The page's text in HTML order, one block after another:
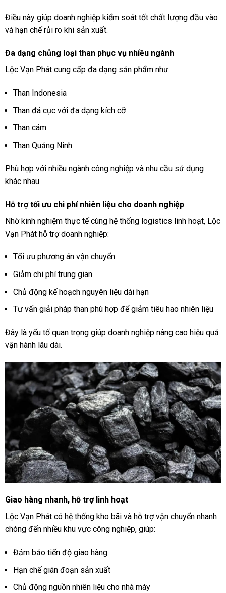
Điều này giúp doanh nghiệp kiểm soát tốt chất lượng đầu vào
và hạn chế rủi ro khi sản xuất.
Đa dạng chủng loại than phục vụ nhiều ngành
Lộc Vạn Phát cung cấp đa dạng sản phẩm như:
Than Indonesia
Than đá cục với đa dạng kích cỡ
Than cám
Than Quảng Ninh
Phù hợp với nhiều ngành công nghiệp và nhu cầu sử dụng
khác nhau.
Hỗ trợ tối ưu chi phí nhiên liệu cho doanh nghiệp
Nhờ kinh nghiệm thực tế cùng hệ thống logistics linh hoạt, Lộc
Vạn Phát hỗ trợ doanh nghiệp:
Tối ưu phương án vận chuyển
Giảm chi phí trung gian
Chủ động kế hoạch nguyên liệu dài hạn
Tư vấn giải pháp than phù hợp để giảm tiêu hao nhiên liệu
Đây là yếu tố quan trọng giúp doanh nghiệp nâng cao hiệu quả
vận hành lâu dài.
Giao hàng nhanh, hỗ trợ linh hoạt
Lộc Vạn Phát có hệ thống kho bãi và hỗ trợ vận chuyển nhanh
chóng đến nhiều khu vực công nghiệp, giúp:
Đảm bảo tiến độ giao hàng
Hạn chế gián đoạn sản xuất
Chủ động nguồn nhiên liệu cho nhà máy